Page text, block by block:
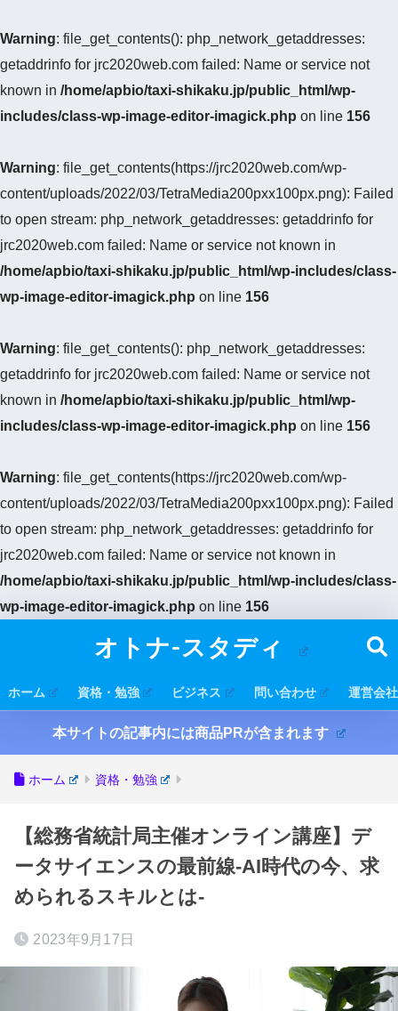
Warning: file_get_contents(): php_network_getaddresses:
getaddrinfo for jrc2020web.com failed: Name or service not
known in /home/apbio/taxi-shikaku.jp/public_html/wp-
includes/class-wp-image-editor-imagick.php on line 156
Warning: file_get_contents(https://jrc2020web.com/wp-
content/uploads/2022/03/TetraMedia200pxx100px.png): Failed
to open stream: php_network_getaddresses: getaddrinfo for
jrc2020web.com failed: Name or service not known in
/home/apbio/taxi-shikaku.jp/public_html/wp-includes/class-
wp-image-editor-imagick.php on line 156
Warning: file_get_contents(): php_network_getaddresses:
getaddrinfo for jrc2020web.com failed: Name or service not
known in /home/apbio/taxi-shikaku.jp/public_html/wp-
includes/class-wp-image-editor-imagick.php on line 156
Warning: file_get_contents(https://jrc2020web.com/wp-
content/uploads/2022/03/TetraMedia200pxx100px.png): Failed
to open stream: php_network_getaddresses: getaddrinfo for
jrc2020web.com failed: Name or service not known in
/home/apbio/taxi-shikaku.jp/public_html/wp-includes/class-
wp-image-editor-imagick.php on line 156
オトナ-スタディ
ホーム 資格・勉強 ビジネス 問い合わせ 運営会社
本サイトの記事内には商品PRが含まれます
ホーム 資格・勉強
【総務省統計局主催オンライン講座】デ
ータサイエンスの最前線-AI時代の今、求
められるスキルとは-
2023年9月17日